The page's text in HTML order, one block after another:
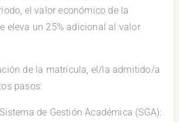
el valor económico de la
eleva un 25% adicional al valor
de la matrícula, el/la admitido/a
pasos:
de Gestión Académica (SGA):